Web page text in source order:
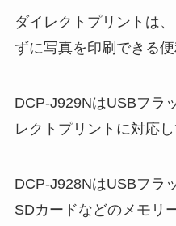
ダイレクトプリントは
ずに写真を印刷できる便
DCP-J929NはUSBフラ
レクトプリントに対応し
DCP-J928NはUSBフラ
SDカードなどのメモリ